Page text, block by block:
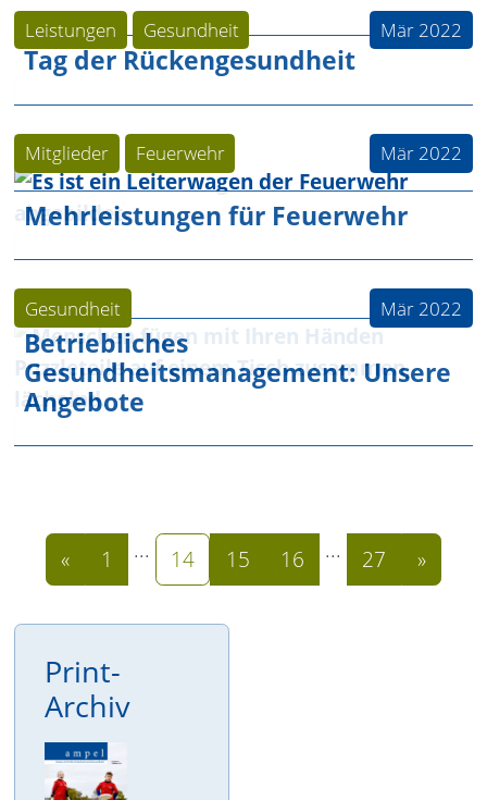
Tag der Rückengesundheit
Leistungen Gesundheit Mär 2022
Mehrleistungen für Feuerwehr
Mitglieder Feuerwehr Mär 2022
Betriebliches
Gesundheitsmanagement: Unsere
Angebote
Gesundheit Mär 2022
« 1 ... 14 15 16 ... 27 »
Print-
Archiv